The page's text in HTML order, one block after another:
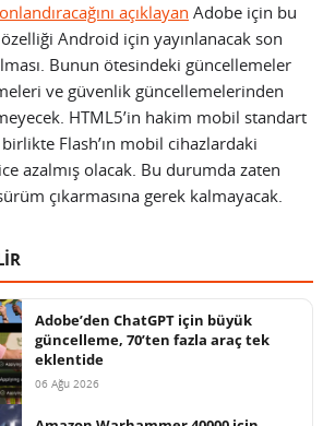
açıklayan Adobe için bu
Android için yayınlanacak son
Bunun ötesindeki güncellemeler
ve güvenlik güncellemelerinden
HTML5’in hakim mobil standart
Flash’ın mobil cihazlardaki
azalmış olacak. Bu durumda zaten
çıkarmasına gerek kalmayacak.
Adobe’den ChatGPT için büyük
güncelleme, 70’ten fazla araç tek
eklentide
06 Ağu 2026